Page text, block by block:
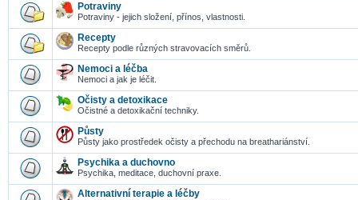
Potraviny
Potraviny - jejich složení, přínos, vlastnosti.
Recepty
Recepty podle různých stravovacích směrů.
Nemoci a léčba
Nemoci a jak je léčit.
Očisty a detoxikace
Očistné a detoxikační techniky.
Půsty
Půsty jako prostředek očisty a přechodu na breathariánství.
Psychika a duchovno
Psychika, meditace, duchovní praxe.
Alternativní terapie a léčby